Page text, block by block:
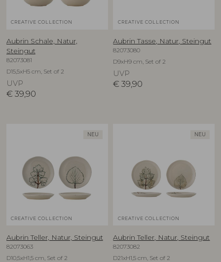
CREATIVE COLLECTION
Aubrin Schale, Natur,
Steingut
82073081
D15,5xH5 cm, Set of 2
UVP
€ 39,90
CREATIVE COLLECTION
Aubrin Tasse, Natur, Steingut
82073080
D9xH9 cm, Set of 2
UVP
€ 39,90
NEU
CREATIVE COLLECTION
Aubrin Teller, Natur, Steingut
82073063
D10,5xH1,5 cm, Set of 2
NEU
CREATIVE COLLECTION
Aubrin Teller, Natur, Steingut
82073082
D21xH1,5 cm, Set of 2